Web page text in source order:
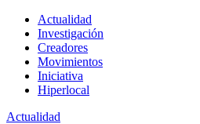
Actualidad
Investigación
Creadores
Movimientos
Iniciativa
Hiperlocal
Actualidad